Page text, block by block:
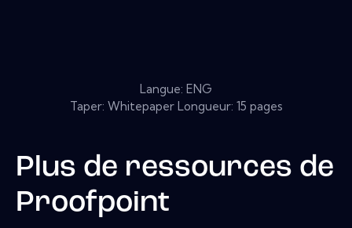
Langue: ENG
Taper: Whitepaper Longueur: 15 pages
Plus de ressources de
Proofpoint